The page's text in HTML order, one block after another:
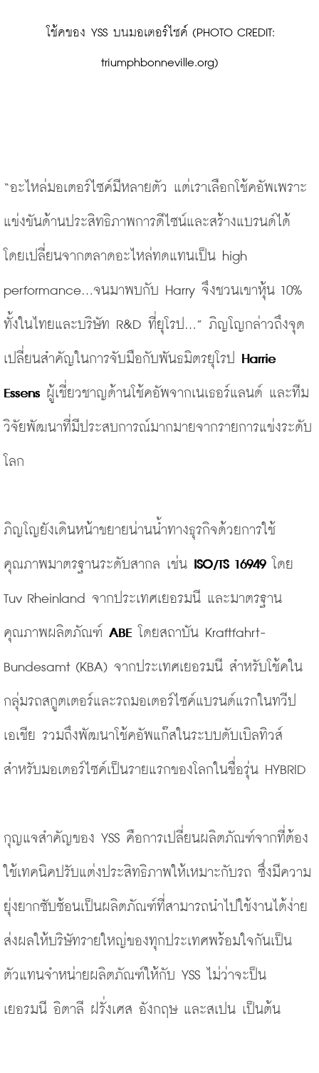
triumphbonneville.org)
“อะไหล่มอเตอร์ไซค์มีหลายตัว แต่เราเลือกโช้คอัพเพราะ
แข่งขันด้านประสิทธิภาพการดีไซน์และสร้างแบรนด์ได้
โดยเปลี่ยนจากตลาดอะไหล่ทดแทนเป็น high
performance...จนมาพบกับ Harry จึงชวนเขาหุ้น 10%
ทั้งในไทยและบริษัท R&D ที่ยุโรป...” ภิญโญกล่าวถึงจุด
เปลี่ยนสำคัญในการจับมือกับพันธมิตรยุโรป Harrie
Essens ผู้เชี่ยวชาญด้านโช้คอัพจากเนเธอร์แลนด์ และทีม
วิจัยพัฒนาที่มีประสบการณ์มากมายจากรายการแข่งระดับ
โลก
ภิญโญยังเดินหน้าขยายน่านน้ำทางธุรกิจด้วยการใช้
คุณภาพมาตรฐานระดับสากล เช่น ISO/TS 16949 โดย
Tuv Rheinland จากประเทศเยอรมนี และมาตรฐาน
คุณภาพผลิตภัณฑ์ ABE โดยสถาบัน Kraftfahrt-
Bundesamt (KBA) จากประเทศเยอรมนี สำหรับโช้คใน
กลุ่มรถสกูตเตอร์และรถมอเตอร์ไซค์แบรนด์แรกในทวีป
เอเชีย รวมถึงพัฒนาโช้คอัพแก๊สในระบบดับเบิลทิวส์
สำหรับมอเตอร์ไซค์เป็นรายแรกของโลกในชื่อรุ่น HYBRID
กุญแจสำคัญของ YSS คือการเปลี่ยนผลิตภัณฑ์จากที่ต้อง
ใช้เทคนิคปรับแต่งประสิทธิภาพให้เหมาะกับรถ ซึ่งมีความ
ยุ่งยากซับซ้อนเป็นผลิตภัณฑ์ที่สามารถนำไปใช้งานได้ง่าย
ส่งผลให้บริษัทรายใหญ่ของทุกประเทศพร้อมใจกันเป็น
ตัวแทนจำหน่ายผลิตภัณฑ์ให้กับ YSS ไม่ว่าจะป็น
เยอรมนี อิตาลี ฝรั่งเศส อังกฤษ และสเปน เป็นต้น